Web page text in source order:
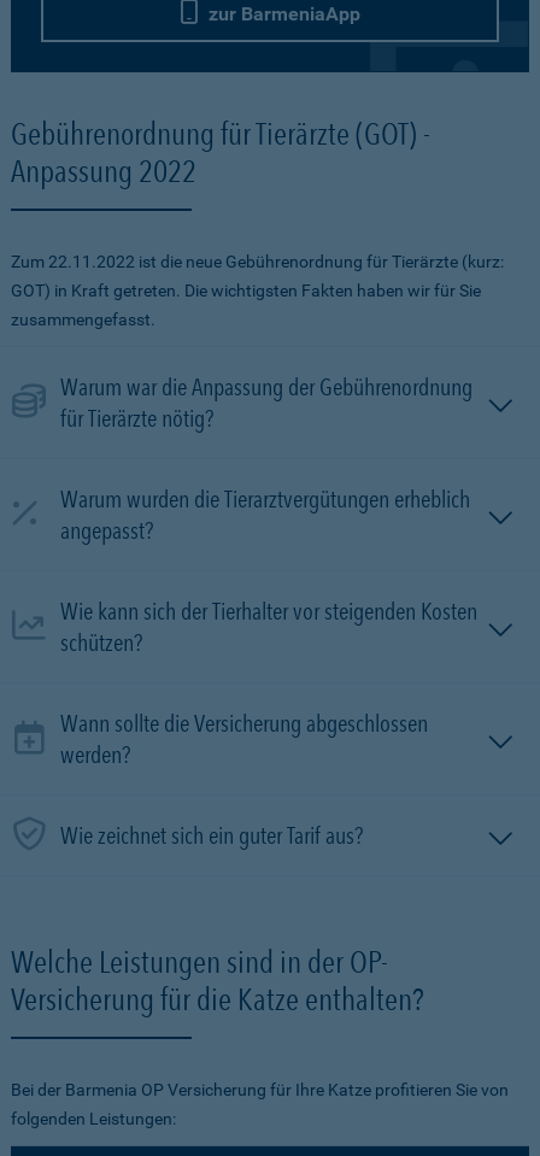
zur BarmeniaApp
Gebührenordnung für Tierärzte (GOT) -
Anpassung 2022
Zum 22.11.2022 ist die neue Gebührenordnung für Tierärzte (kurz:
GOT) in Kraft getreten. Die wichtigsten Fakten haben wir für Sie
zusammengefasst.
Warum war die Anpassung der Gebührenordnung
für Tierärzte nötig?
Warum wurden die Tierarztvergütungen erheblich
angepasst?
Wie kann sich der Tierhalter vor steigenden Kosten
schützen?
Wann sollte die Versicherung abgeschlossen
werden?
Wie zeichnet sich ein guter Tarif aus?
Welche Leistungen sind in der OP-
Versicherung für die Katze enthalten?
Bei der Barmenia OP Versicherung für Ihre Katze profitieren Sie von
folgenden Leistungen: